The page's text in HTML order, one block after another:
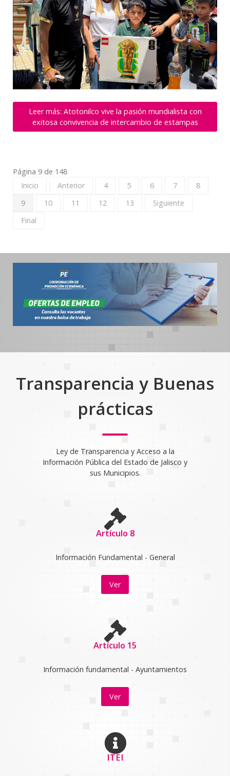
Leer más: Atotonilco vive la pasión mundialista con
exitosa convivencia de intercambio de estampas
Página 9 de 148
Inicio
Anterior 4 5 6 7
8
9
10 11 12 13
Siguiente
Final
Transparencia y Buenas
prácticas
Ley de Transparencia y Acceso a la
Información Pública del Estado de Jalisco y
sus Municipios.
Artículo 8
Información Fundamental - General
Ver
Artículo 15
Información fundamental - Ayuntamientos
Ver
ITEI